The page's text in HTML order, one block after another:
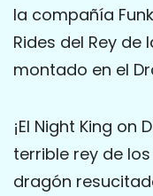
la compañía
Rides del Rey de
montado en el
¡El Night King on
terrible rey de
dragón